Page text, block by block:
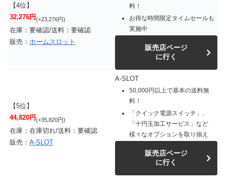
【4位】
32,276円(+23,276円)
在庫：要確認/送料：要確認
販売： ホームスロット
料！
お得な時間限定タイムセールも
実施中
販売店ページ
に行く
【5位】
44,820円(+35,820円)
在庫：在庫切れ/送料：要確認
販売： A-SLOT
A-SLOT
50,000円以上で基本の送料無
料！
「クイック電源スイッチ」、
「十円玉加工サービス」など
様々なオプションを取り揃え
販売店ページ
に行く